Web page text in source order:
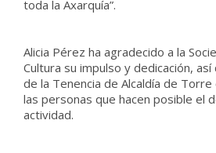
toda la Axarquía”.
Alicia Pérez ha agradecido a la
Cultura su impulso y dedicación,
de la Tenencia de Alcaldía de
las personas que hacen posible el
actividad.